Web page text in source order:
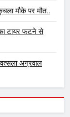
मौके पर मौत..
का टायर फटने से
अग्रवाल